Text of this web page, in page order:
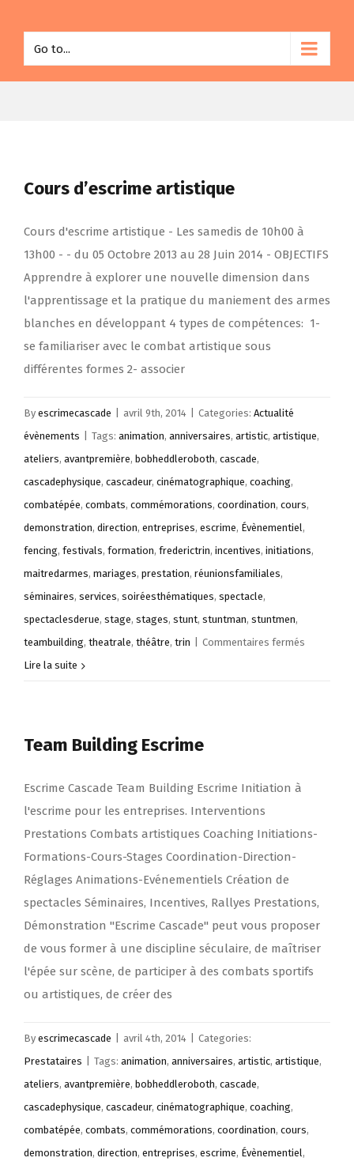
Go to...
Cours d’escrime artistique
Cours d'escrime artistique - Les samedis de 10h00 à
13h00 - - du 05 Octobre 2013 au 28 Juin 2014 - OBJECTIFS
Apprendre à explorer une nouvelle dimension dans
l'apprentissage et la pratique du maniement des armes
blanches en développant 4 types de compétences: 1-
se familiariser avec le combat artistique sous
différentes formes 2- associer
By escrimecascade avril 9th, 2014 Categories: Actualité
évènements
Tags: animation, anniversaires, artistic, artistique,
ateliers, avantpremière, bobheddleroboth, cascade,
cascadephysique, cascadeur, cinématographique, coaching,
combatépée, combats, commémorations, coordination, cours,
demonstration, direction, entreprises, escrime, Évènementiel,
fencing, festivals, formation, frederictrin, incentives, initiations,
maitredarmes, mariages, prestation, réunionsfamiliales,
séminaires, services, soiréesthématiques, spectacle,
spectaclesderue, stage, stages, stunt, stuntman, stuntmen,
teambuilding, theatrale, théâtre, trin Commentaires fermés
Lire la suite
Team Building Escrime
Escrime Cascade Team Building Escrime Initiation à
l'escrime pour les entreprises. Interventions
Prestations Combats artistiques Coaching Initiations-
Formations-Cours-Stages Coordination-Direction-
Réglages Animations-Evénementiels Création de
spectacles Séminaires, Incentives, Rallyes Prestations,
Démonstration "Escrime Cascade" peut vous proposer
de vous former à une discipline séculaire, de maîtriser
l'épée sur scène, de participer à des combats sportifs
ou artistiques, de créer des
By escrimecascade avril 4th, 2014
Categories:
Prestataires
Tags: animation, anniversaires, artistic, artistique,
ateliers, avantpremière, bobheddleroboth, cascade,
cascadephysique, cascadeur, cinématographique, coaching,
combatépée, combats, commémorations, coordination, cours,
demonstration, direction, entreprises, escrime, Évènementiel,